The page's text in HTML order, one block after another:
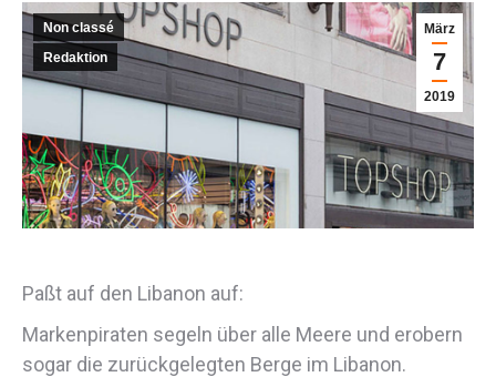
März
7
2019
Non classé
Redaktion
Paßt auf den Libanon auf:
Markenpiraten segeln über alle Meere und erobern
sogar die zurückgelegten Berge im Libanon.